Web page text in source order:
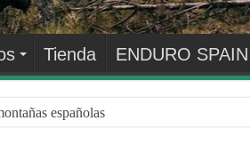
Tienda ENDURO SPAIN
españolas